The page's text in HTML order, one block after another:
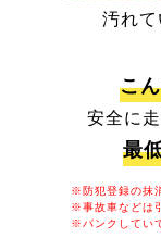
汚れて
こ
安全に
最
※防犯登録の抹
※事故車などは
※パンクしてい